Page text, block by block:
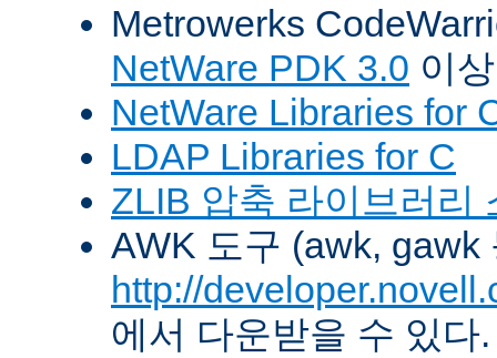
Metrowerks
NetWare PDK 3.0 이
NetWare Libraries for
LDAP Libraries for C
ZLIB 압축 라이브러리
AWK 도구 (awk, gawk
http://
에서 다운받을 수 있